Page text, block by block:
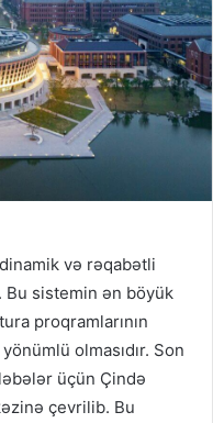
və rəqabətli
Bu sistemin ən böyük
proqramlarının
olmasıdır. Son
üçün Çində
çevrilib. Bu